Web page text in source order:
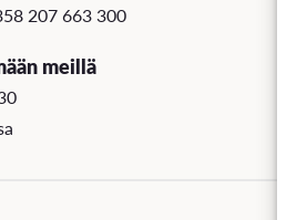
207 663 300
meillä